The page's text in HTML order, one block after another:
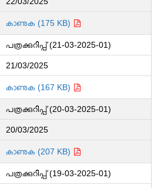
കാണുക (175 KB)
പത്രക്കുറിപ്പ് (21-03-2025-01)
21/03/2025
കാണുക (167 KB)
പത്രക്കുറിപ്പ് (20-03-2025-01)
20/03/2025
കാണുക (207 KB)
പത്രക്കുറിപ്പ് (19-03-2025-01)